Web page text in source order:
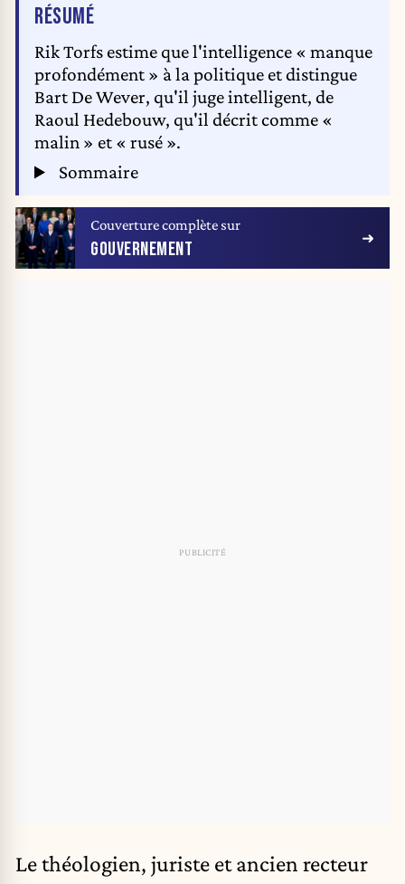
RÉSUMÉDE L'ARTICLE
Rik Torfs estime que l'intelligence « manque
profondément » à la politique et distingue
Bart De Wever, qu'il juge intelligent, de
Raoul Hedebouw, qu'il décrit comme «
malin » et « rusé ».
Sommaire
Couverture complète sur
GOUVERNEMENT
Le théologien, juriste et ancien recteur